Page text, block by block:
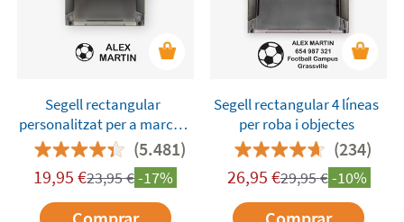
Segell rectangular
personalitzat per a marcar
roba i objectes(5.481)
19,95 €23,95€-17%
Segell rectangular 4 líneas
per roba i objectes
(234)
26,95 €29,95€-10%